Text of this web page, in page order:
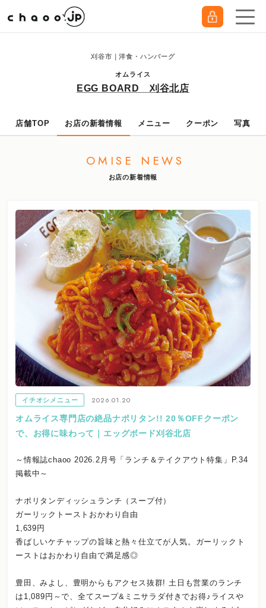
刈谷市｜洋食・ハンバーグ
オムライス
EGG BOARD 刈谷北店
店舗TOP お店の新着情報 メニュー クーポン 写真
OMISE NEWS
お店の新着情報
イチオシメニュー
2026.01.20
オムライス専門店の絶品ナポリタン!! 20％OFFクーポン
で、お得に味わって｜エッグボード刈谷北店
～情報誌chaoo 2026.2月号「ランチ＆テイクアウト特集」P.34
掲載中～
ナポリタンディッシュランチ（スープ付）
ガーリックトーストおかわり自由
1,639円
香ばしいケチャップの旨味と熱々仕立てが人気。ガーリックト
ーストはおかわり自由で満足感◎
豊田、みよし、豊明からもアクセス抜群! 土日も営業のランチ
は1,089円～で、全てスープ&ミニサラダ付きでお得♪ライスや